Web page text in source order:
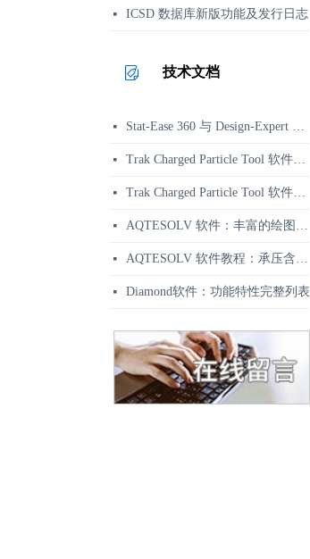
넷 ICSD 数据库新版功能及发行日志
技术文档
넷 Stat-Ease 360 与 Design-Expert 功能区别对比 | 正版选型参考
넷 Trak Charged Particle Tool 软件资讯：二维带电粒子束软件
넷 Trak Charged Particle Tool 软件应用示例：相对论速调管强流束枪仿真
넷 AQTESOLV 软件：丰富的绘图、报告与输出功能
넷 AQTESOLV 软件教程：承压含水层变速率抽水试验分析
넷 Diamond软件：功能特性完整列表